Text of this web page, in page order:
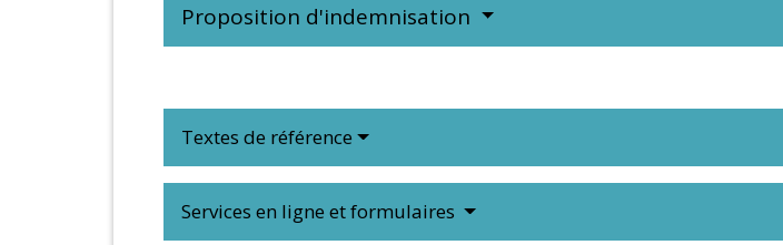
Proposition d'indemnisation
Textes de référence
Services en ligne et formulaires